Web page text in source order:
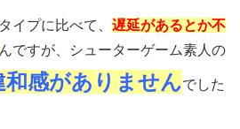
イプに比べて、 遅延があるとか不
んですが、シューターゲーム素人の
和感がありませんでした